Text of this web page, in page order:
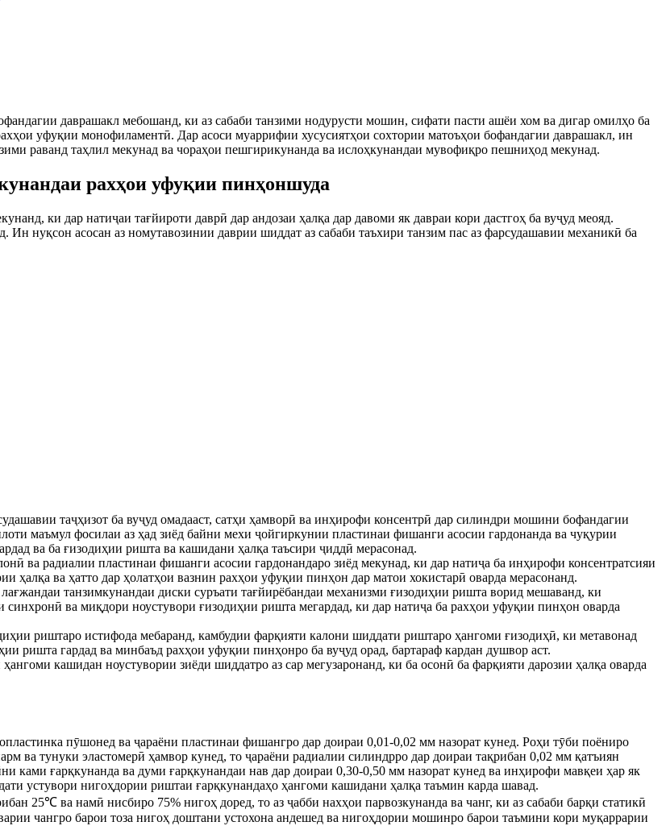
даврашакл мебошанд, ки аз сабаби танзими нодурусти мошин, сифати пасти ашёи хом ва дигар омилҳо ба
уфуқии монофиламентӣ. Дар асоси муаррифии хусусиятҳои сохтории матоъҳои бофандагии даврашакл, ин
раванд таҳлил мекунад ва чораҳои пешгирикунанда ва ислоҳкунандаи мувофиқро пешниҳод мекунад.
рахҳои уфуқии пинҳоншуда
ки дар натиҷаи тағйироти даврӣ дар андозаи ҳалқа дар давоми як давраи кори дастгоҳ ба вуҷуд меояд.
нуқсон асосан аз номутавозинии даврии шиддат аз сабаби таъхири танзим пас аз фарсудашавии механикӣ ба
таҷҳизот ба вуҷуд омадааст, сатҳи ҳамворӣ ва инҳирофи консентрӣ дар силиндри мошини бофандагии
маъмул фосилаи аз ҳад зиёд байни мехи ҷойгиркунии пластинаи фишанги асосии гардонанда ва чуқурии
ва ба ғизодиҳии ришта ва кашидани ҳалқа таъсири ҷиддӣ мерасонад.
ва радиалии пластинаи фишанги асосии гардонандаро зиёд мекунад, ки дар натиҷа ба инҳирофи консентратсияи
ҳалқа ва ҳатто дар ҳолатҳои вазнин рахҳои уфуқии пинҳон дар матои хокистарӣ оварда мерасонанд.
танзимкунандаи диски суръати тағйирёбандаи механизми ғизодиҳии ришта ворид мешаванд, ки
ва миқдори ноустувори ғизодиҳии ришта мегардад, ки дар натиҷа ба рахҳои уфуқии пинҳон оварда
риштаро истифода мебаранд, камбудии фарқияти калони шиддати риштаро ҳангоми ғизодиҳӣ, ки метавонад
ришта гардад ва минбаъд рахҳои уфуқии пинҳонро ба вуҷуд орад, бартараф кардан душвор аст.
кашидан ноустувории зиёди шиддатро аз сар мегузаронанд, ки ба осонӣ ба фарқияти дарозии ҳалқа оварда
пӯшонед ва ҷараёни пластинаи фишангро дар доираи 0,01-0,02 мм назорат кунед. Роҳи тӯби поёниро
ва тунуки эластомерӣ ҳамвор кунед, то ҷараёни радиалии силиндрро дар доираи тақрибан 0,02 мм қатъиян
ками ғарқкунанда ва думи ғарқкунандаи нав дар доираи 0,30-0,50 мм назорат кунед ва инҳирофи мавқеи ҳар як
устувори нигоҳдории риштаи ғарқкунандаҳо ҳангоми кашидани ҳалқа таъмин карда шавад.
25℃ ва намӣ нисбиро 75% нигоҳ доред, то аз ҷабби нахҳои парвозкунанда ва чанг, ки аз сабаби барқи статикӣ
чангро барои тоза нигоҳ доштани устохона андешед ва нигоҳдории мошинро барои таъмини кори муқаррарии